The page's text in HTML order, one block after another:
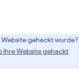
Website gehackt wurde?
Ihre Website gehackt